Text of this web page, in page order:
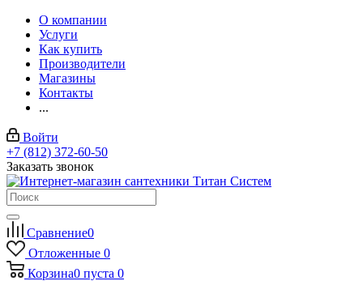
О компании
Услуги
Как купить
Производители
Магазины
Контакты
...
Войти
+7 (812) 372-60-50
Заказать звонок
Сравнение0
Отложенные 0
Корзина0 пуста 0